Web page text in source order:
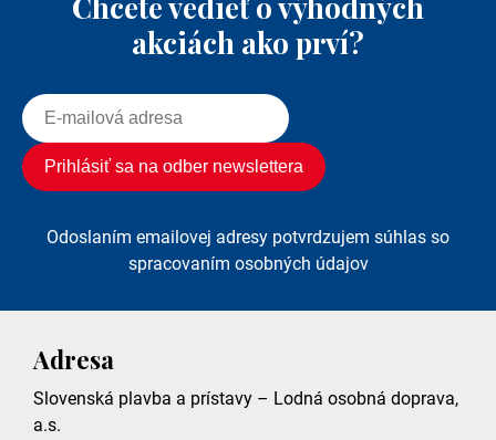
akciách ako prví?
Odoslaním emailovej adresy potvrdzujem súhlas so
spracovaním osobných údajov
Adresa
Slovenská plavba a prístavy – Lodná osobná doprava,
a.s.